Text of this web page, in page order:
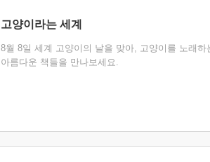
고양이라는 세계
8월 8일 세계 고양이의 날을 맞아, 고양이를 노래하
아름다운 책들을 만나보세요.